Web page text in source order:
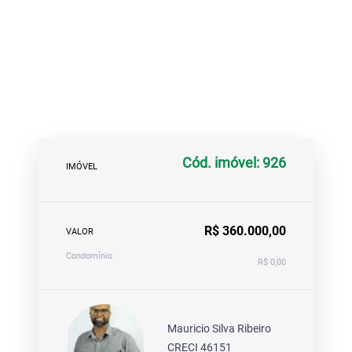
IMÓVEL Cód. imóvel: 926
VALOR R$ 360.000,00
Condomínio
R$ 0,00
Mauricio Silva Ribeiro
CRECI 46151